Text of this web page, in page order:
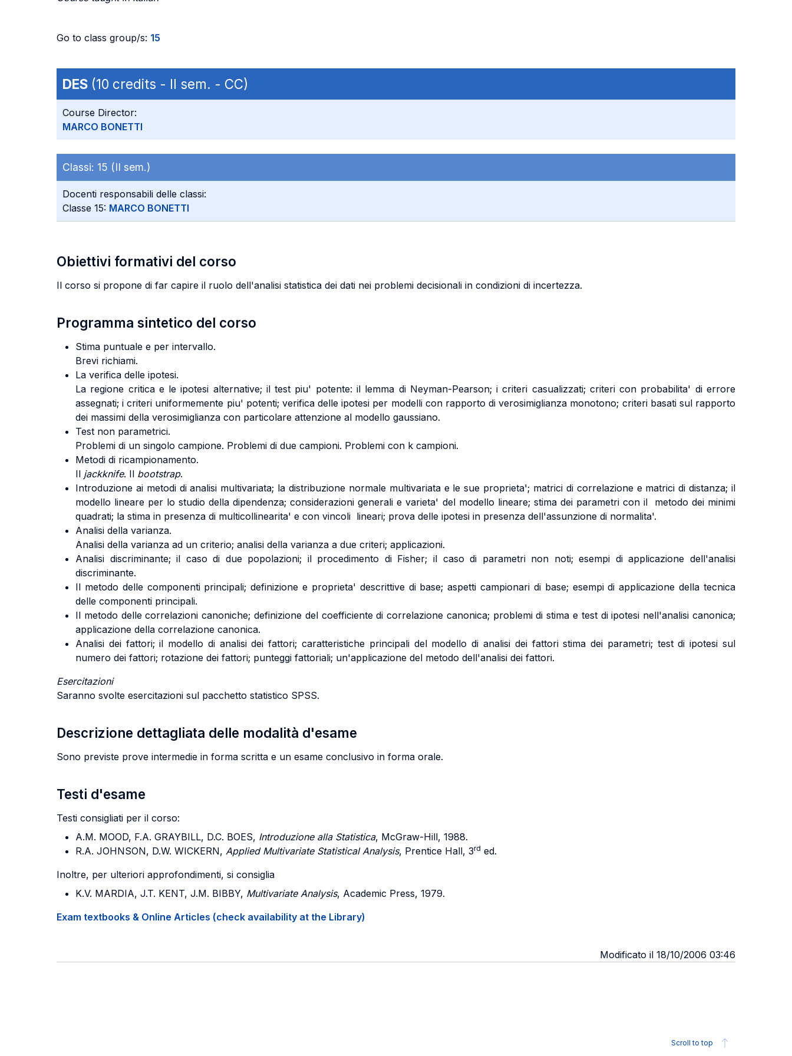
Go to class group/s: 15
DES (10 credits - II sem. - CC)
Course Director:
MARCO BONETTI
Classi: 15 (II sem.)
Docenti responsabili delle classi:
Classe 15: MARCO BONETTI
Obiettivi formativi del corso
Il corso si propone di far capire il ruolo dell'analisi statistica dei dati nei problemi decisionali in condizioni di incertezza.
Programma sintetico del corso
Stima puntuale e per intervallo.
Brevi richiami.
La verifica delle ipotesi.
La regione critica e le ipotesi alternative; il test piu' potente: il lemma di Neyman-Pearson; i criteri casualizzati; criteri con probabilita' di errore
assegnati; i criteri uniformemente piu' potenti; verifica delle ipotesi per modelli con rapporto di verosimiglianza monotono; criteri basati sul rapporto
dei massimi della verosimiglianza con particolare attenzione al modello gaussiano.
Test non parametrici.
Problemi di un singolo campione. Problemi di due campioni. Problemi con k campioni.
Metodi di ricampionamento.
Il jackknife. Il bootstrap.
Introduzione ai metodi di analisi multivariata; la distribuzione normale multivariata e le sue proprieta'; matrici di correlazione e matrici di distanza; il
modello lineare per lo studio della dipendenza; considerazioni generali e varieta' del modello lineare; stima dei parametri con il metodo dei minimi
quadrati; la stima in presenza di multicollinearita' e con vincoli lineari; prova delle ipotesi in presenza dell'assunzione di normalita'.
Analisi della varianza.
Analisi della varianza ad un criterio; analisi della varianza a due criteri; applicazioni.
Analisi discriminante; il caso di due popolazioni; il procedimento di Fisher; il caso di parametri non noti; esempi di applicazione dell'analisi
discriminante.
Il metodo delle componenti principali; definizione e proprieta' descrittive di base; aspetti campionari di base; esempi di applicazione della tecnica
delle componenti principali.
Il metodo delle correlazioni canoniche; definizione del coefficiente di correlazione canonica; problemi di stima e test di ipotesi nell'analisi canonica;
applicazione della correlazione canonica.
Analisi dei fattori; il modello di analisi dei fattori; caratteristiche principali del modello di analisi dei fattori stima dei parametri; test di ipotesi sul
numero dei fattori; rotazione dei fattori; punteggi fattoriali; un'applicazione del metodo dell'analisi dei fattori.
Esercitazioni
Saranno svolte esercitazioni sul pacchetto statistico SPSS.
Descrizione dettagliata delle modalità d'esame
Sono previste prove intermedie in forma scritta e un esame conclusivo in forma orale.
Testi d'esame
Testi consigliati per il corso:
A.M. MOOD, F.A. GRAYBILL, D.C. BOES, Introduzione alla Statistica, McGraw-Hill, 1988.
R.A. JOHNSON, D.W. WICKERN, Applied Multivariate Statistical Analysis, Prentice Hall, 3rd ed.
Inoltre, per ulteriori approfondimenti, si consiglia
K.V. MARDIA, J.T. KENT, J.M. BIBBY, Multivariate Analysis, Academic Press, 1979.
Exam textbooks & Online Articles (check availability at the Library)
Modificato il 18/10/2006 03:46
Scroll to top